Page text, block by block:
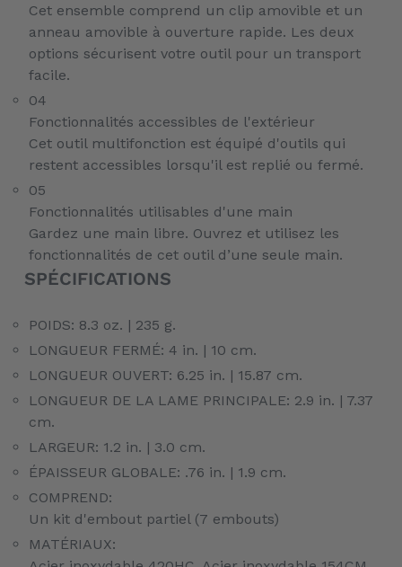
Cet ensemble comprend un clip amovible et un
anneau amovible à ouverture rapide. Les deux
options sécurisent votre outil pour un transport
facile.
04
Fonctionnalités accessibles de l'extérieur
Cet outil multifonction est équipé d'outils qui
restent accessibles lorsqu'il est replié ou fermé.
05
Fonctionnalités utilisables d'une main
Gardez une main libre. Ouvrez et utilisez les
fonctionnalités de cet outil d’une seule main.
SPÉCIFICATIONS
POIDS: 8.3 oz. | 235 g.
LONGUEUR FERMÉ: 4 in. | 10 cm.
LONGUEUR OUVERT: 6.25 in. | 15.87 cm.
LONGUEUR DE LA LAME PRINCIPALE: 2.9 in. | 7.37
cm.
LARGEUR: 1.2 in. | 3.0 cm.
ÉPAISSEUR GLOBALE: .76 in. | 1.9 cm.
COMPREND:
Un kit d'embout partiel (7 embouts)
MATÉRIAUX: